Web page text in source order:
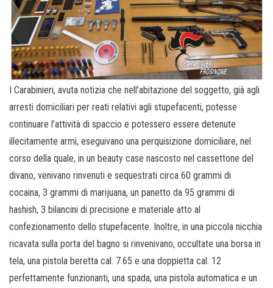
I Carabinieri, avuta notizia che nell’abitazione del soggetto, già agli
arresti domiciliari per reati relativi agli stupefacenti, potesse
continuare l’attività di spaccio e potessero essere detenute
illecitamente armi, eseguivano una perquisizione domiciliare, nel
corso della quale, in un beauty case nascosto nel cassettone del
divano, venivano rinvenuti e sequestrati circa 60 grammi di
cocaina, 3 grammi di marijuana, un panetto da 95 grammi di
hashish, 3 bilancini di precisione e materiale atto al
confezionamento dello stupefacente. Inoltre, in una piccola nicchia
ricavata sulla porta del bagno si rinvenivano, occultate una borsa in
tela, una pistola beretta cal. 7.65 e una doppietta cal. 12
perfettamente funzionanti, una spada, una pistola automatica e un